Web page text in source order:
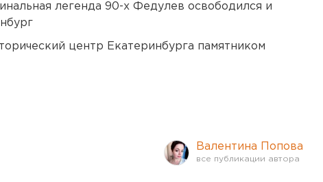
легенда 90-х Федулев освободился и
центр Екатеринбурга памятником
Валентина Попова